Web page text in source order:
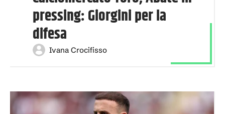
pressing: Giorgini per la
difesa
Ivana Crocifisso